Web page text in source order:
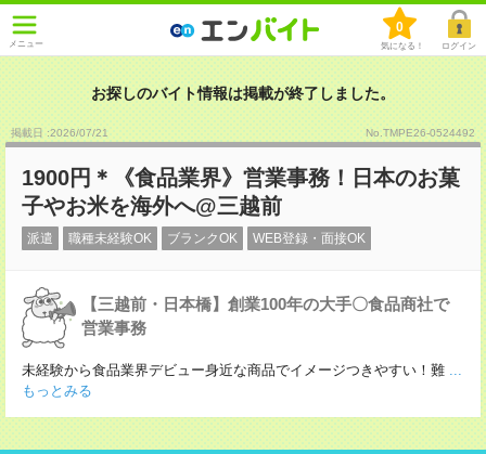
メニュー
0
気になる！ ログイン
お探しのバイト情報は掲載が終了しました。
掲載日 :2026/07/21 No.TMPE26-0524492
1900円＊《食品業界》営業事務！日本のお菓
子やお米を海外へ@三越前
派遣 職種未経験OK ブランクOK WEB登録・面接OK
【三越前・日本橋】創業100年の大手〇食品商社で
営業事務
未経験から食品業界デビュー身近な商品でイメージつきやすい！難 ...
もっとみる